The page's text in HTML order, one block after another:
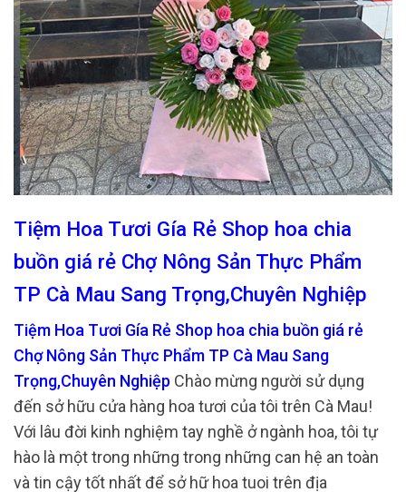
Tiệm Hoa Tươi Gía Rẻ Shop hoa chia
buồn giá rẻ Chợ Nông Sản Thực Phẩm
TP Cà Mau Sang Trọng,Chuyên Nghiệp
Tiệm Hoa Tươi Gía Rẻ Shop hoa chia buồn giá rẻ
Chợ Nông Sản Thực Phẩm TP Cà Mau Sang
Trọng,Chuyên Nghiệp Chào mừng người sử dụng
đến sở hữu cửa hàng hoa tươi của tôi trên Cà Mau!
Với lâu đời kinh nghiệm tay nghề ở ngành hoa, tôi tự
hào là một trong những trong những can hệ an toàn
và tin cậy tốt nhất để sở hữ hoa tuoi trên địa